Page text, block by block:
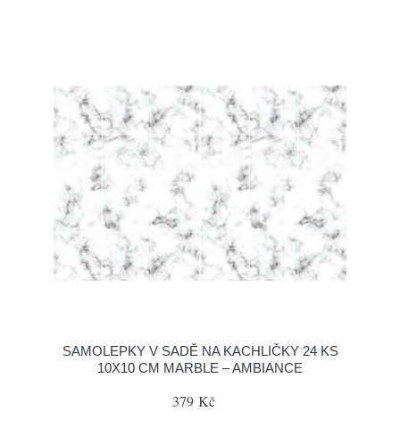
SAMOLEPKY V SADĚ NA KACHLIČKY 24 KS
10X10 CM MARBLE – AMBIANCE
379 Kč